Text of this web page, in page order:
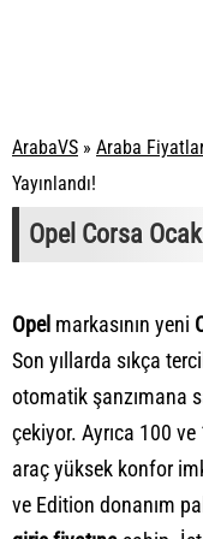
ArabaVS » Araba
Yayınlandı!
Opel Corsa
Opel markasının yeni
Son yıllarda sıkça
otomatik şanzımana
çekiyor. Ayrıca 100
araç yüksek konfor
ve Edition donanım